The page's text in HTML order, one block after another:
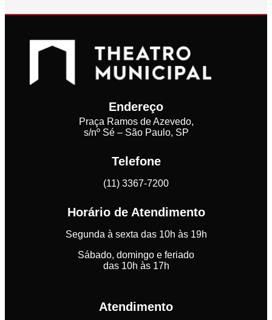
Endereço
Praça Ramos de Azevedo,
s/nº Sé – São Paulo, SP
Telefone
(11) 3367-7200
Horário de Atendimento
Segunda à sexta das 10h às 19h
Sábado, domingo e feriado
das 10h às 17h
Atendimento